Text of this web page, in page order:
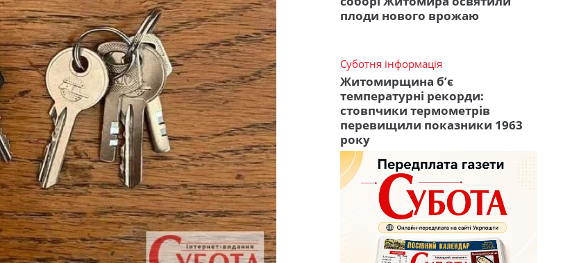
плоди нового врожаю
Суботня інформація
Житомирщина б’є
температурні рекорди:
стовпчики термометрів
перевищили показники 1963
року